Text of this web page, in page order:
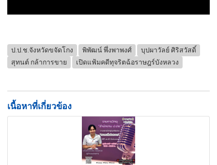
ป.ป.ช.จังหวัดขจัดโกง พิพัฒน์ พึ่งพาพงศ์
บุปผาวัลย์ ศิริสวัสดิ์
สุทนต์ กล้าการขาย
เปิดแฟ้มคดีทุจริตฉ้อราษฎร์บังหลวง
เนื้อหาที่เกี่ยวข้อง